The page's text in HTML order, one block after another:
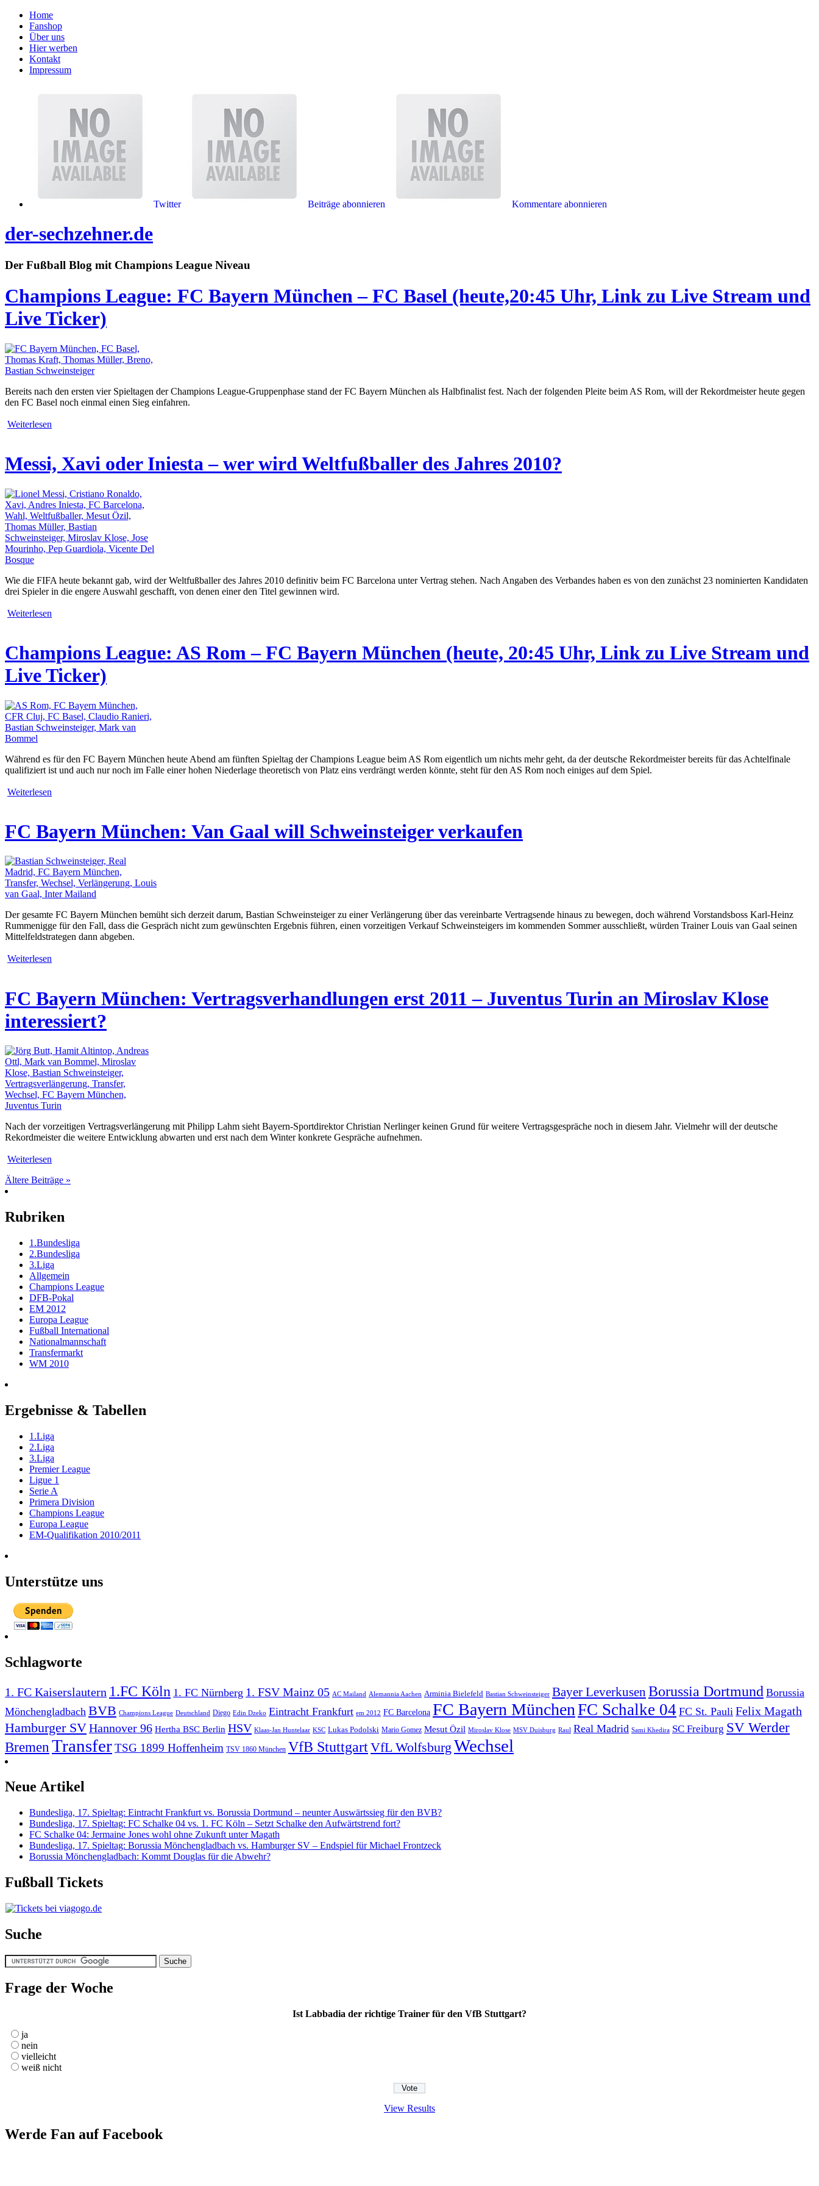
Home
Fanshop
Über uns
Hier werben
Kontakt
Impressum
Twitter Beiträge abonnieren Kommentare abonnieren
der-sechzehner.de
Der Fußball Blog mit Champions League Niveau
Champions League: FC Bayern München – FC Basel (heute,20:45 Uhr, Link zu Live Stream und
Live Ticker)
Bereits nach den ersten vier Spieltagen der Champions League-Gruppenphase stand der FC Bayern München als Halbfinalist fest. Nach der folgenden Pleite beim AS Rom, will der Rekordmeister heute gegen
den FC Basel noch einmal einen Sieg einfahren.
Weiterlesen
Messi, Xavi oder Iniesta – wer wird Weltfußballer des Jahres 2010?
Wie die FIFA heute bekannt gab, wird der Weltfußballer des Jahres 2010 definitiv beim FC Barcelona unter Vertrag stehen. Nach Angaben des Verbandes haben es von den zunächst 23 nominierten Kandidaten
drei Spieler in die engere Auswahl geschafft, von denen einer den Titel gewinnen wird.
Weiterlesen
Champions League: AS Rom – FC Bayern München (heute, 20:45 Uhr, Link zu Live Stream und
Live Ticker)
Während es für den FC Bayern München heute Abend am fünften Spieltag der Champions League beim AS Rom eigentlich um nichts mehr geht, da der deutsche Rekordmeister bereits für das Achtelfinale
qualifiziert ist und auch nur noch im Falle einer hohen Niederlage theoretisch von Platz eins verdrängt werden könnte, steht für den AS Rom noch einiges auf dem Spiel.
Weiterlesen
FC Bayern München: Van Gaal will Schweinsteiger verkaufen
Der gesamte FC Bayern München bemüht sich derzeit darum, Bastian Schweinsteiger zu einer Verlängerung über das vereinbarte Vertragsende hinaus zu bewegen, doch während Vorstandsboss Karl-Heinz
Rummenigge für den Fall, dass die Gespräch nicht zum gewünschten Ergebnis führen, einen vorzeitigen Verkauf Schweinsteigers im kommenden Sommer ausschließt, würden Trainer Louis van Gaal seinen
Mittelfeldstrategen dann abgeben.
Weiterlesen
FC Bayern München: Vertragsverhandlungen erst 2011 – Juventus Turin an Miroslav Klose
interessiert?
Nach der vorzeitigen Vertragsverlängerung mit Philipp Lahm sieht Bayern-Sportdirektor Christian Nerlinger keinen Grund für weitere Vertragsgespräche noch in diesem Jahr. Vielmehr will der deutsche
Rekordmeister die weitere Entwicklung abwarten und erst nach dem Winter konkrete Gespräche aufnehmen.
Weiterlesen
Ältere Beiträge »
Rubriken
1.Bundesliga
2.Bundesliga
3.Liga
Allgemein
Champions League
DFB-Pokal
EM 2012
Europa League
Fußball International
Nationalmannschaft
Transfermarkt
WM 2010
Ergebnisse & Tabellen
1.Liga
2.Liga
3.Liga
Premier League
Ligue 1
Serie A
Primera Division
Champions League
Europa League
EM-Qualifikation 2010/2011
Unterstütze uns
Schlagworte
1. FC Kaiserslautern 1.FC Köln 1. FC Nürnberg 1. FSV Mainz 05 AC Mailand Alemannia Aachen Arminia Bielefeld Bastian Schweinsteiger Bayer Leverkusen Borussia Dortmund Borussia
Mönchengladbach BVB Champions League Deutschland Diego Edin Dzeko Eintracht Frankfurt em 2012 FC Barcelona FC Bayern München FC Schalke 04 FC St. Pauli Felix Magath
Hamburger SVHannover 96 Hertha BSC Berlin HSV Klaas-Jan Huntelaar KSC Lukas Podolski Mario Gomez Mesut Özil Miroslav Klose MSV Duisburg Raul Real Madrid Sami Khedira SC Freiburg SV Werder
Bremen TransferTSG 1899 Hoffenheim TSV 1860 München VfB StuttgartVfL Wolfsburg Wechsel
Neue Artikel
Bundesliga, 17. Spieltag: Eintracht Frankfurt vs. Borussia Dortmund – neunter Auswärtssieg für den BVB?
Bundesliga, 17. Spieltag: FC Schalke 04 vs. 1. FC Köln – Setzt Schalke den Aufwärtstrend fort?
FC Schalke 04: Jermaine Jones wohl ohne Zukunft unter Magath
Bundesliga, 17. Spieltag: Borussia Mönchengladbach vs. Hamburger SV – Endspiel für Michael Frontzeck
Borussia Mönchengladbach: Kommt Douglas für die Abwehr?
Fußball Tickets
Suche
Frage der Woche
Ist Labbadia der richtige Trainer für den VfB Stuttgart?
ja
nein
vielleicht
weiß nicht
View Results
Werde Fan auf Facebook